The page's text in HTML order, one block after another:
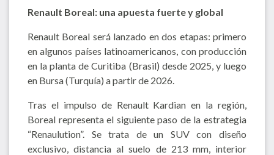
Renault Boreal: una apuesta fuerte y global
Renault Boreal será lanzado en dos etapas: primero
en algunos países latinoamericanos, con producción
en la planta de Curitiba (Brasil) desde 2025, y luego
en Bursa (Turquía) a partir de 2026.
Tras el impulso de Renault Kardian en la región,
Boreal representa el siguiente paso de la estrategia
“Renaulution”. Se trata de un SUV con diseño
exclusivo, distancia al suelo de 213 mm, interior